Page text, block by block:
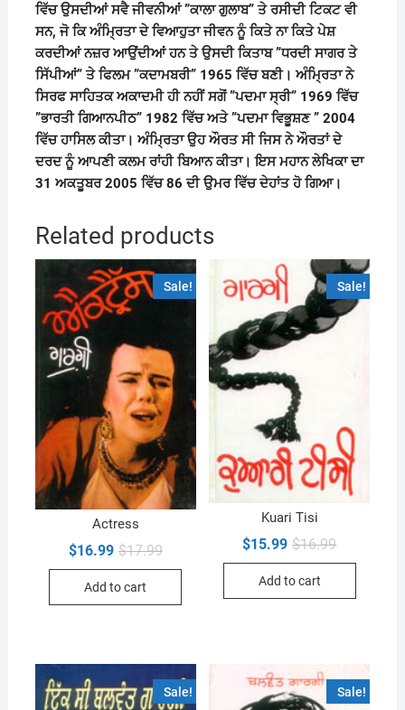
ਵਿੱਚ ਉਸਦੀਆਂ ਸਵੈ ਜੀਵਨੀਆਂ”ਕਾਲਾ ਗੁਲਾਬ” ਤੇ ਰਸੀਦੀ ਟਿਕਟ ਵੀ
ਸਨ,ਜੋ ਕਿ ਅੰਮ੍ਰਿਤਾ ਦੇ ਵਿਆਹੁਤਾ ਜੀਵਨ ਨੂੰ ਕਿਤੇ ਨਾ ਕਿਤੇ ਪੇਸ਼
ਕਰਦੀਆਂ ਨਜ਼ਰ ਆਉਂਦੀਆਂ ਹਨ ਤੇ ਉਸਦੀ ਕਿਤਾਬ”ਧਰਦੀ ਸਾਗਰ ਤੇ
ਸਿੱਪੀਆਂ” ਤੇ ਫਿਲਮ”ਕਦਾਮਬਰੀ” 1965 ਵਿੱਚ ਬਣੀ। ਅੰਮ੍ਰਿਤਾ ਨੇ
ਸਿਰਫ ਸਾਹਿਤਕ ਅਕਾਦਮੀ ਹੀ ਨਹੀਂ ਸਗੋਂ”ਪਦਮਾ ਸ੍ਰੀ” 1969 ਵਿੱਚ
”ਭਾਰਤੀ ਗਿਆਨਪੀਠ” 1982 ਵਿੱਚ ਅਤੇ”ਪਦਮਾ ਵਿਭੂਸ਼ਣ” 2004
ਵਿੱਚ ਹਾਸਿਲ ਕੀਤਾ। ਅੰਮ੍ਰਿਤਾ ਉਹ ਔਰਤ ਸੀ ਜਿਸ ਨੇ ਔਰਤਾਂ ਦੇ
ਦਰਦ ਨੂੰ ਆਪਣੀ ਕਲਮ ਰਾਂਹੀ ਬਿਆਨ ਕੀਤਾ। ਇਸ ਮਹਾਨ ਲੇਖਿਕਾ ਦਾ
31ਅਕਤੂਬਰ2005 ਵਿੱਚ86ਦੀ ਉਮਰ ਵਿੱਚ ਦੇਹਾਂਤ ਹੋ ਗਿਆ।
Related products
Sale!
Actress
$17.99Original
$16.99
Current
Add to cart
Sale!
Kuari Tisi
$16.99Original
$15.99
Current
Add to cart
Sale! Sale!